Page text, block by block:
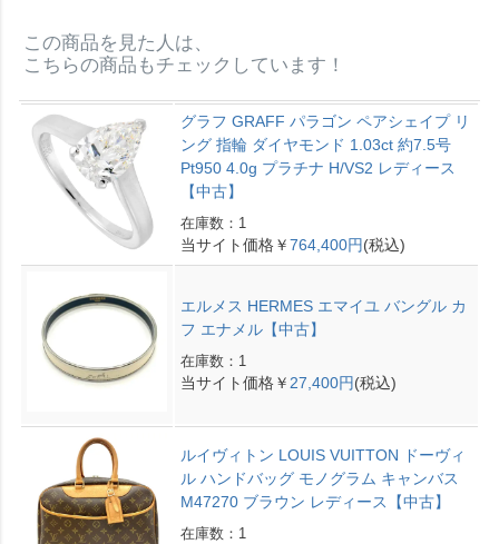
この商品を見た人は、
こちらの商品もチェックしています！
グラフ GRAFF パラゴン ペアシェイプ リ
ング 指輪 ダイヤモンド 1.03ct 約7.5号
Pt950 4.0g プラチナ H/VS2 レディース
【中古】
在庫数：1
当サイト価格￥764,400円(税込)
エルメス HERMES エマイユ バングル カ
フ エナメル【中古】
在庫数：1
当サイト価格￥ 27,400円(税込)
ルイヴィトン LOUIS VUITTON ドーヴィ
ル ハンドバッグ モノグラム キャンバス
M47270 ブラウン レディース【中古】
在庫数：1